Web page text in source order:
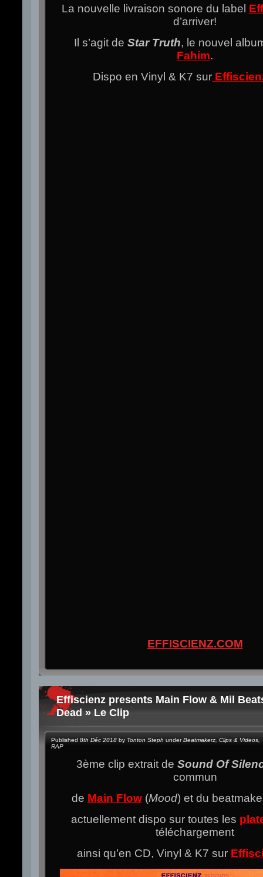
La nouvelle livraison sonore du label
d’arriver!
Il s’agit de Star Truth, le nouvel
Fahim.
Dispo en Vinyl & K7 sur
EFFISCIENZ.COM
Effiscienz presents Main Flow & Mil
Dead » Le Clip
Published 8th Déc 2018 by Tonton Steph underBeatmakerz Clips & Videos
RAP
3ème clip extrait de Sound Of
commun
de Main Flow (Mood) et du
actuellement dispo sur toutes les
téléchargement
ainsi qu’en CD, Vinyl & K7 sur